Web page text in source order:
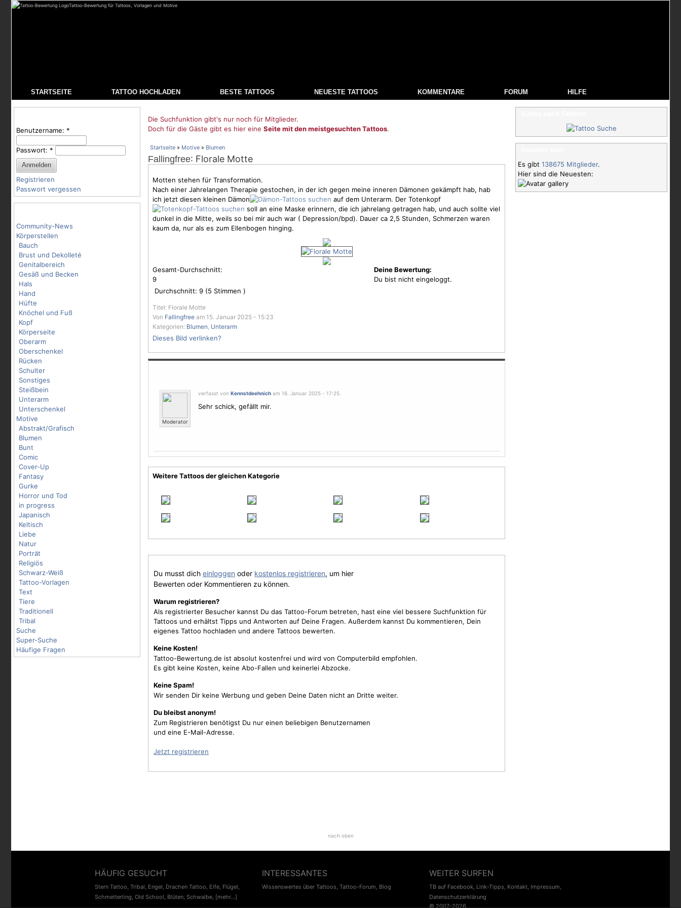
Tattoo-Bewertung für Tattoos, Vorlagen und Motive
STARTSEITE TATTOO HOCHLADEN BESTE TATTOOS NEUESTE TATTOOS KOMMENTARE FORUM HILFE
Benutzername: *
Passwort: *
Registrieren
Passwort vergessen
Community-News
Körperstellen
Bauch
Brust und Dekolleté
Genitalbereich
Gesäß und Becken
Hals
Hand
Hüfte
Knöchel und Fuß
Kopf
Körperseite
Oberarm
Oberschenkel
Rücken
Schulter
Sonstiges
Steißbein
Unterarm
Unterschenkel
Motive
Abstrakt/Grafisch
Blumen
Bunt
Comic
Cover-Up
Fantasy
Gurke
Horror und Tod
in progress
Japanisch
Keltisch
Liebe
Natur
Porträt
Religiös
Schwarz-Weiß
Tattoo-Vorlagen
Text
Tiere
Traditionell
Tribal
Suche
Super-Suche
Häufige Fragen
Die Suchfunktion gibt's nur noch für Mitglieder.
Doch für die Gäste gibt es hier eine Seite mit den meistgesuchten Tattoos.
Startseite » Motive » Blumen
Fallingfree: Florale Motte
Motten stehen für Transformation.
Nach einer Jahrelangen Therapie gestochen, in der ich gegen meine inneren Dämonen gekämpft hab, hab
ich jetzt diesen kleinen Dämon
auf dem Unterarm. Der Totenkopf
soll an eine Maske erinnern, die ich jahrelang getragen hab, und auch sollte viel
dunkel in die Mitte, weils so bei mir auch war ( Depression/bpd). Dauer ca 2,5 Stunden, Schmerzen waren
kaum da, nur als es zum Ellenbogen hinging.
Gesamt-Durchschnitt:
9
Durchschnitt: 9 (5 Stimmen )
Deine Bewertung:
Du bist nicht eingeloggt.
Titel: Florale Motte
Von Fallingfree am 15. Januar 2025 - 15:23
Kategorien: Blumen, Unterarm
Dieses Bild verlinken?
Moderator
verfasst von Kennstdeehnicham 16. Januar 2025 - 17:25.
Sehr schick, gefällt mir.
Weitere Tattoos der gleichen Kategorie
Du musst dich einloggen oder kostenlos registrieren, um hier
Bewerten oder Kommentieren zu können.
Warum registrieren?
Als registrierter Besucher kannst Du das Tattoo-Forum betreten, hast eine viel bessere Suchfunktion für
Tattoos und erhältst Tipps und Antworten auf Deine Fragen. Außerdem kannst Du kommentieren, Dein
eigenes Tattoo hochladen und andere Tattoos bewerten.
Keine Kosten!
Tattoo-Bewertung.de ist absolut kostenfrei und wird von Computerbild empfohlen.
Es gibt keine Kosten, keine Abo-Fallen und keinerlei Abzocke.
Keine Spam!
Wir senden Dir keine Werbung und geben Deine Daten nicht an Dritte weiter.
Du bleibst anonym!
Zum Registrieren benötigst Du nur einen beliebigen Benutzernamen
und eine E-Mail-Adresse.
Jetzt registrieren
Es gibt 138675 Mitglieder.
Hier sind die Neuesten:
nach oben
HÄUFIG GESUCHT
Stern Tattoo, Tribal, Engel, Drachen Tattoo, Elfe, Flügel,
Schmetterling, Old School, Blüten, Schwalbe, [mehr...]
INTERESSANTES
Wissenswertes über Tattoos, Tattoo-Forum, Blog
WEITER SURFEN
TB auf Facebook, Link-Tipps, Kontakt, Impressum,
Datenschutzerklärung
© 2007-2026.